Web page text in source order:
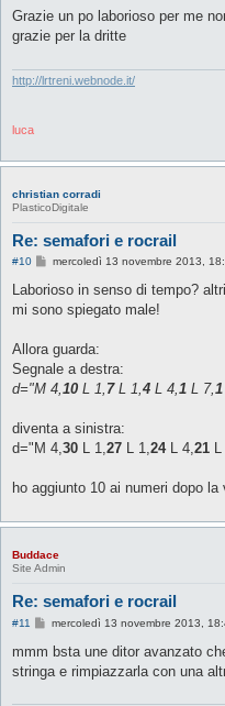
s
a
i
Grazie un po laborioso per me
grazie per la dritte
http://lrtreni.webnode.it/
luca
christian corradi
PlasticoDigitale
Re: semafori e rocrail
#10
M
s
a
i
o
mercoledì 13 novembre 2013,
Laborioso in senso di tempo?
mi sono spiegato male!
Allora guarda:
Segnale a destra:
d="M 4,10 L 1, 7L 1,4 L 4,1 L 7,1
diventa a sinistra:
d="M 4,30 L 1,27 L 1,24L 4,21
ho aggiunto 10 ai numeri dopo la
Buddace
Site Admin
Re: semafori e rocrail
#11
M
s
a
mercoledì 13 novembre 2013,
mmm bsta une ditor avanzato
stringa e rimpiazzarla con una